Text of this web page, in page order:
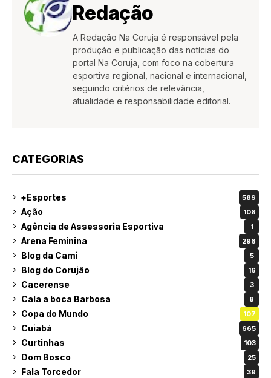
Redação
A Redação Na Coruja é responsável pela
produção e publicação das notícias do
portal Na Coruja, com foco na cobertura
esportiva regional, nacional e internacional,
seguindo critérios de relevância,
atualidade e responsabilidade editorial.
CATEGORIAS
+Esportes 589
Ação 108
Agência de Assessoria Esportiva 1
Arena Feminina 296
Blog da Cami 5
Blog do Corujão 16
Cacerense 3
Cala a boca Barbosa 8
Copa do Mundo 107
Cuiabá 665
Curtinhas 103
Dom Bosco 25
Fala Torcedor 39